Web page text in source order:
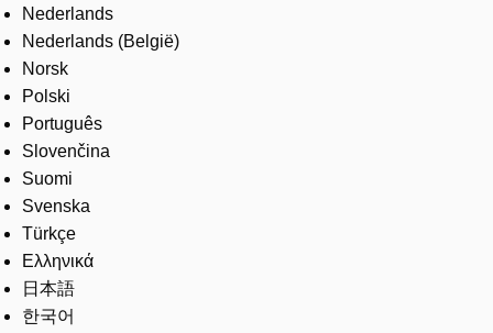
Nederlands
Nederlands (België)
Norsk
Polski
Português
Slovenčina
Suomi
Svenska
Türkçe
Ελληνικά
日本語
한국어